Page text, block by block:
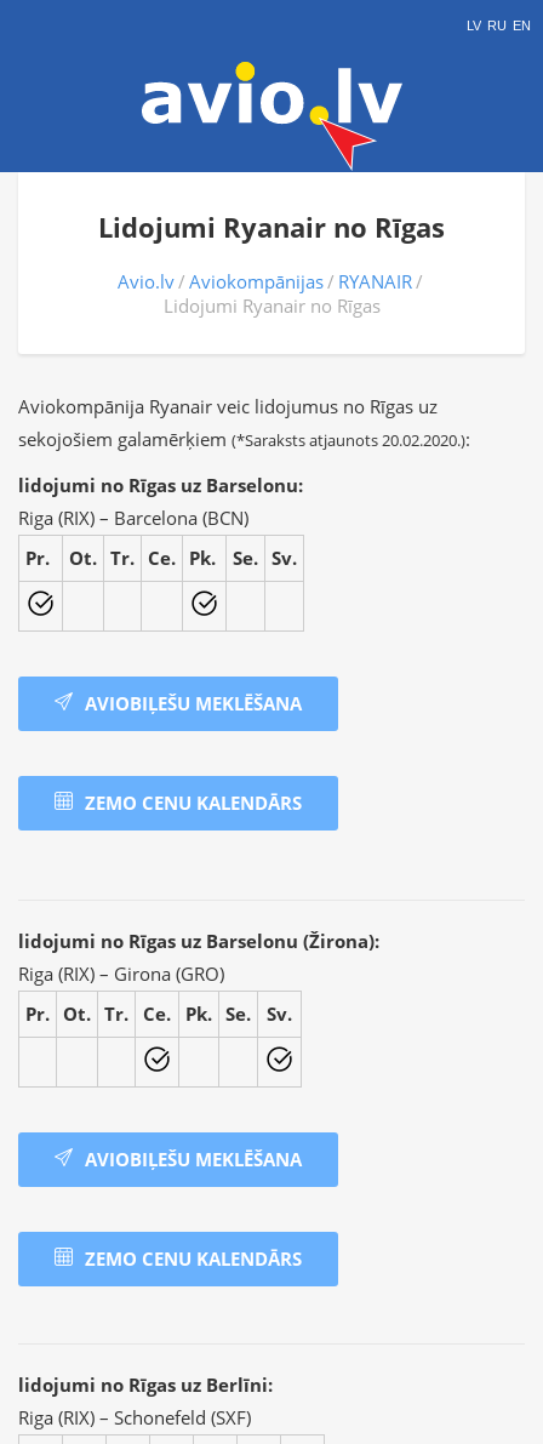
LV RU EN
Lidojumi Ryanair no Rīgas
Avio.lv Aviokompānijas
RYANAIR
Lidojumi Ryanair no Rīgas
Aviokompānija Ryanair veic lidojumus no Rīgas uz
sekojošiem galamērķiem (*Saraksts atjaunots 20.02.2020.):
lidojumi no Rīgas uz Barselonu:
Riga (RIX) – Barcelona (BCN)
Pr.
Ot. Tr. Ce. Pk. Se. Sv.
AVIOBIĻEŠU MEKLĒŠANA
ZEMO CENU KALENDĀRS
lidojumi no Rīgas uz Barselonu (Žirona):
Riga (RIX) – Girona (GRO)
Pr. Ot. Tr. Ce. Pk. Se. Sv.
AVIOBIĻEŠU MEKLĒŠANA
ZEMO CENU KALENDĀRS
lidojumi no Rīgas uz Berlīni:
Riga (RIX) – Schonefeld (SXF)